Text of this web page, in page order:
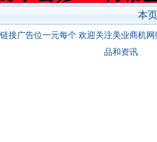
本
接广告位一元每个 欢迎关注美业商机
品和资讯